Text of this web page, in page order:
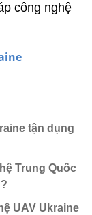
công nghệ
tận dụng
Trung Quốc
UAV Ukraine